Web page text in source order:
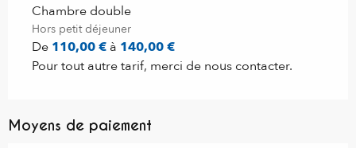
Tarifs 2026
Chambre double
Hors petit déjeuner
De 110,00 € à 140,00 €
Pour tout autre tarif, merci de nous contacter.
Moyens de paiement